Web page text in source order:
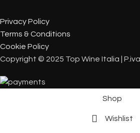
Privacy Policy
Terms & Conditions
Cookie Policy
Copyright © 2025 Top Wine Italia | P.iva
Shop
Wishlist